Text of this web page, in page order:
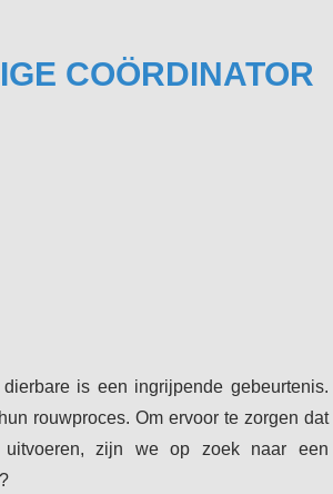
COÖRDINATOR
is een ingrijpende gebeurtenis.
rouwproces. Om ervoor te zorgen dat
zijn we op zoek naar een